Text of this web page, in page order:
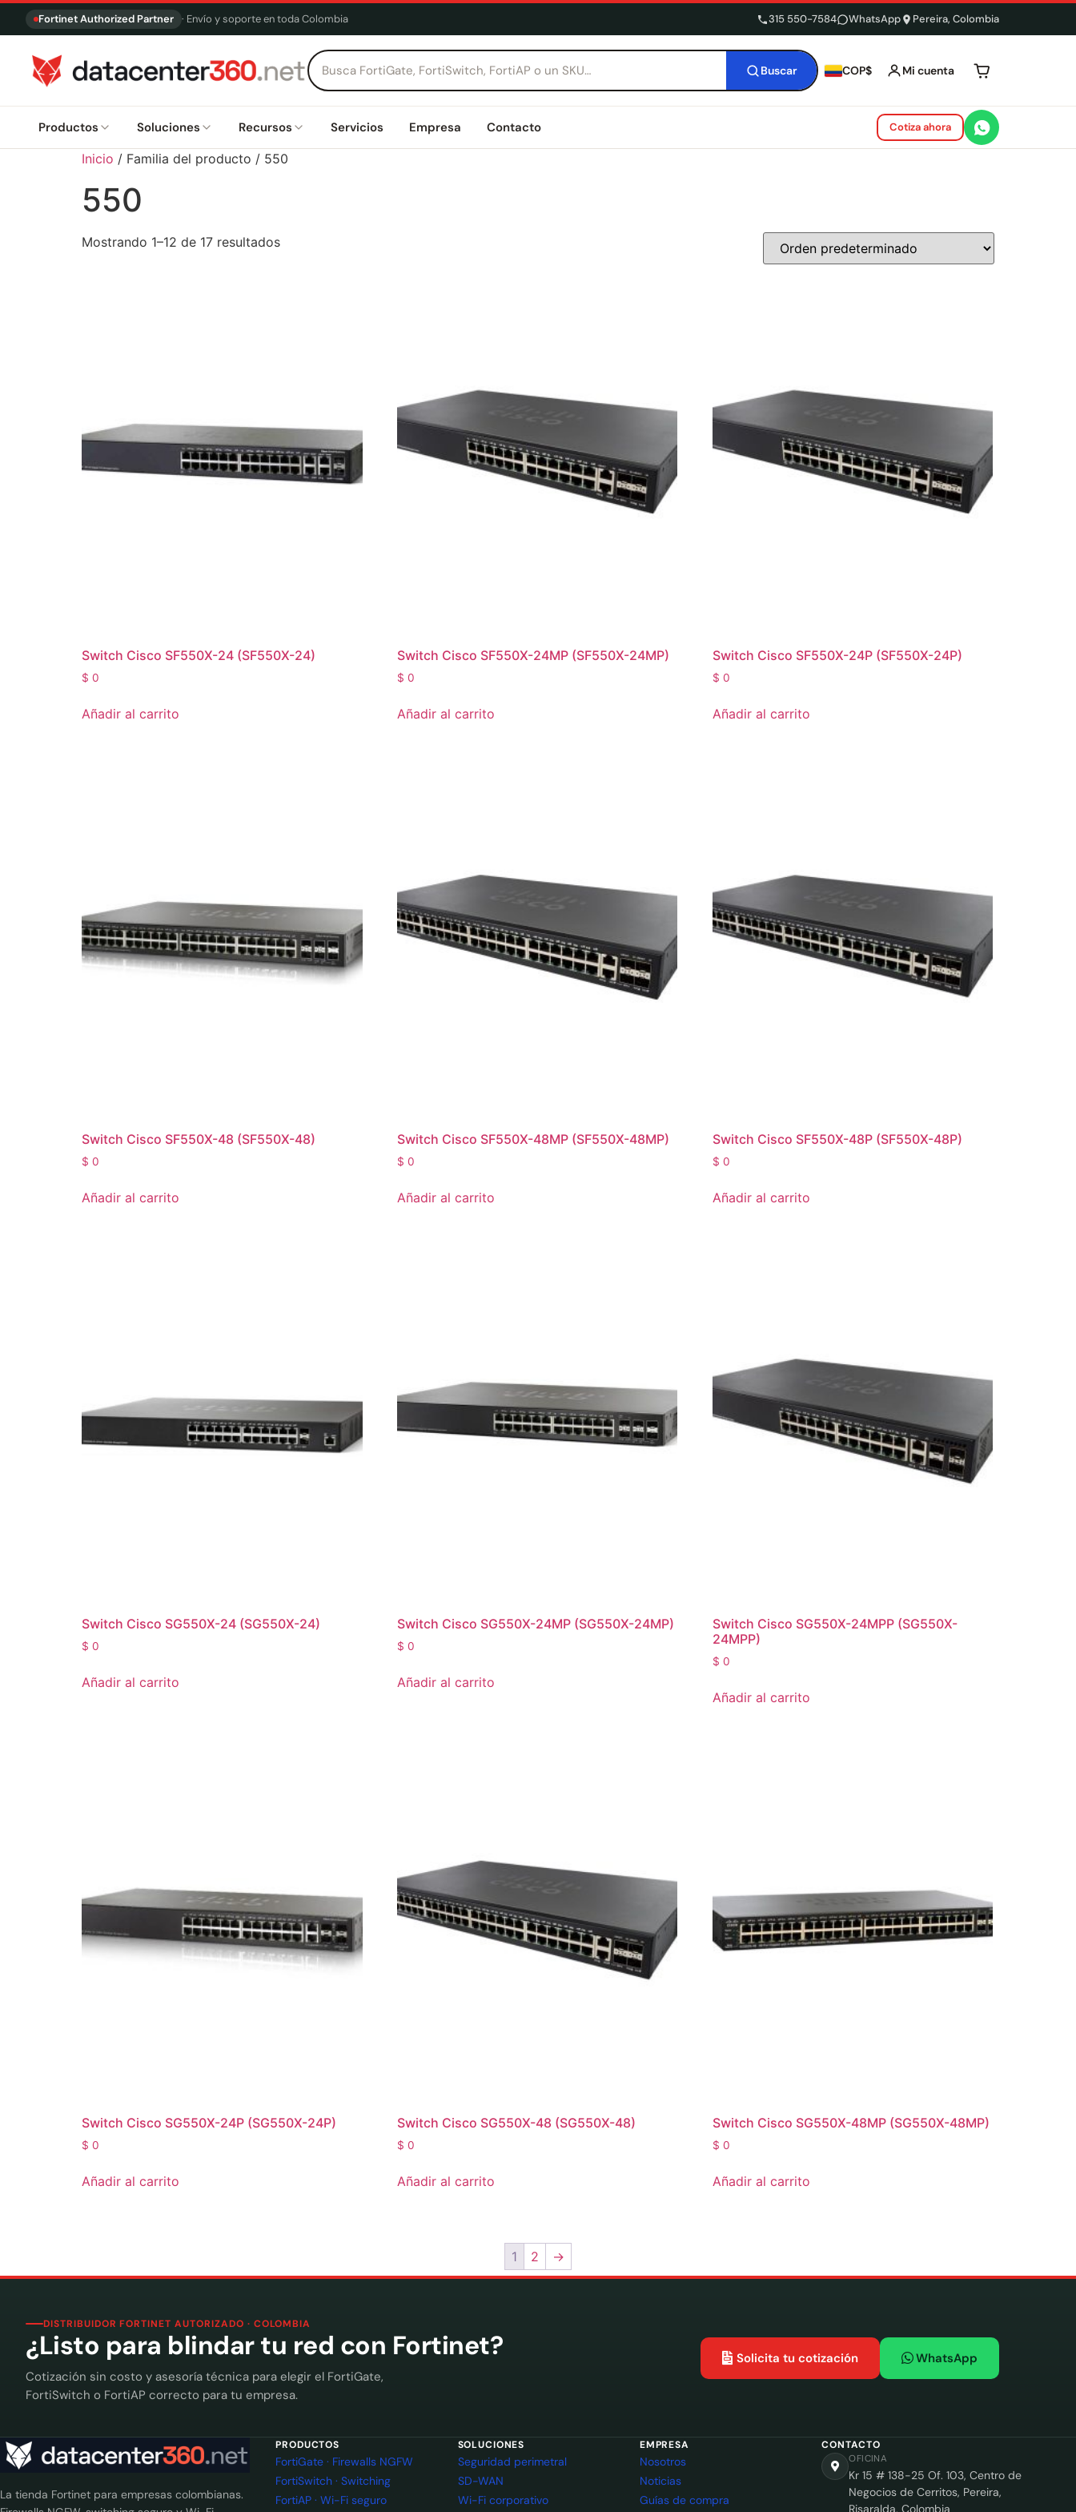
Fortinet Authorized Partner · Envío y soporte en toda Colombia 315 550-7584 WhatsApp Pereira, Colombia
Buscar COP$ Mi cuenta Tu carrito está
Productos Soluciones Recursos Servicios Empresa Contacto Cotiza ahora
Inicio / Familia del producto / 550
550
Mostrando 1–12 de 17 resultados
Switch Cisco SF550X-24 (SF550X-24)
$ 0
Añadir al carrito
Switch Cisco SF550X-24MP (SF550X-24MP)
$ 0
Añadir al carrito
Switch Cisco SF550X-24P (SF550X-24P)
$ 0
Añadir al carrito
Switch Cisco SF550X-48 (SF550X-48)
$ 0
Añadir al carrito
Switch Cisco SF550X-48MP (SF550X-48MP)
$ 0
Añadir al carrito
Switch Cisco SF550X-48P (SF550X-48P)
$ 0
Añadir al carrito
Switch Cisco SG550X-24 (SG550X-24)
$ 0
Añadir al carrito
Switch Cisco SG550X-24MP (SG550X-24MP)
$ 0
Añadir al carrito
Switch Cisco SG550X-24MPP (SG550X-
24MPP)
$ 0
Añadir al carrito
Switch Cisco SG550X-24P (SG550X-24P)
$ 0
Añadir al carrito
Switch Cisco SG550X-48 (SG550X-48)
$ 0
Añadir al carrito
Switch Cisco SG550X-48MP (SG550X-48MP)
$ 0
Añadir al carrito
1 2 →
DISTRIBUIDOR FORTINET AUTORIZADO · COLOMBIA
¿Listo para blindar tu red con Fortinet?
Cotización sin costo y asesoría técnica para elegir el FortiGate,
FortiSwitch o FortiAP correcto para tu empresa.
Solicita tu cotización WhatsApp
La tienda Fortinet para empresas colombianas.
PRODUCTOS
FortiGate · Firewalls NGFW
FortiSwitch · Switching
FortiAP · Wi-Fi seguro
SOLUCIONES
Seguridad perimetral
SD-WAN
Wi-Fi corporativo
EMPRESA
Nosotros
Noticias
Guías de compra
CONTACTO
OFICINA
Kr 15 # 138-25 Of. 103, Centro de
Negocios de Cerritos, Pereira,
Risaralda, Colombia